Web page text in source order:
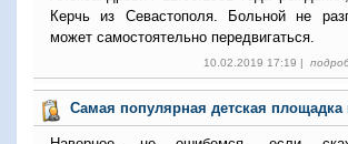
Керчь из Севастополя. Больной не
может самостоятельно передвигаться.
10.02.2019 17:19 |
Самая популярная детская площадка